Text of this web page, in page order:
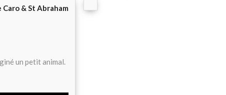
& St Abraham
un petit animal.